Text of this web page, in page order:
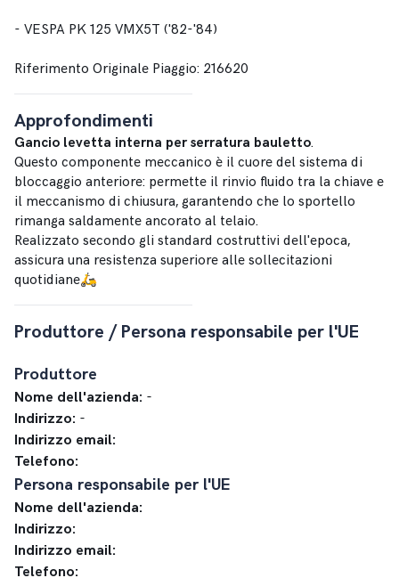
- VESPA PK 125 VMX5T ('82-'84)
Riferimento Originale Piaggio: 216620
Approfondimenti
Gancio levetta interna per serratura bauletto.
Questo componente meccanico è il cuore del sistema di
bloccaggio anteriore: permette il rinvio fluido tra la chiave e
il meccanismo di chiusura, garantendo che lo sportello
rimanga saldamente ancorato al telaio.
Realizzato secondo gli standard costruttivi dell'epoca,
assicura una resistenza superiore alle sollecitazioni
quotidiane🛵
Produttore / Persona responsabile per l'UE
Produttore
Nome dell'azienda: -
Indirizzo: -
Indirizzo email:
Telefono:
Persona responsabile per l'UE
Nome dell'azienda:
Indirizzo:
Indirizzo email:
Telefono: